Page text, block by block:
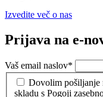
Izvedite več o nas
Prijava na e-
Vaš email naslov*
Dovolim pošiljanje
skladu s Pogoji